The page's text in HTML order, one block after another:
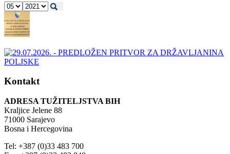
Kontakt
ADRESA TUŽITELJSTVA BIH
Kraljice Jelene 88
71000 Sarajevo
Bosna i Hercegovina
Tel: +387 (0)33 483 700